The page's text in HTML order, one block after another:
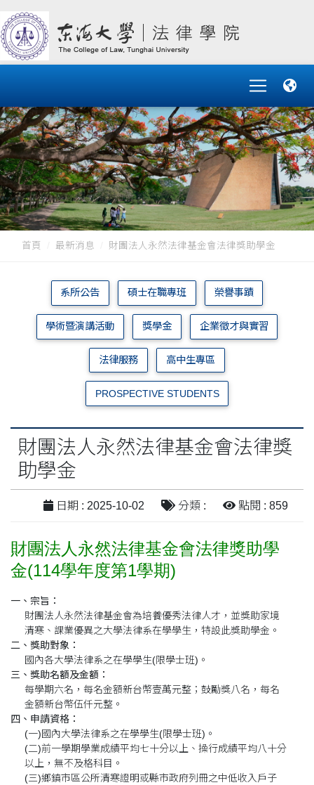
首頁 最新消息 財團法人永然法律基金會法律獎助學金
系所公告 碩士在職專班 榮譽事蹟
學術暨演講活動 獎學金 企業徵才與實習
法律服務 高中生專區
PROSPECTIVE STUDENTS
財團法人永然法律基金會法律獎
助學金
日期 : 2025-10-02 分類 : 點閱 : 859
財團法人永然法律基金會法律獎助學
金(114學年度第1學期)
一、宗旨：
財團法人永然法律基金會為培養優秀法律人才，並獎助家境
清寒、課業優異之大學法律系在學學生，特設此獎助學金。
二、獎助對象：
國內各大學法律系之在學學生(限學士班)。
三、獎助名額及金額：
每學期六名，每名金額新台幣壹萬元整；鼓勵獎八名，每名
金額新台幣伍仟元整。
四、申請資格：
(一)國內大學法律系之在學學生(限學士班)。
(二)前一學期學業成績平均七十分以上、操行成績平均八十分
以上，無不及格科目。
(三)鄉鎮市區公所清寒證明或縣市政府列冊之中低收入戶子